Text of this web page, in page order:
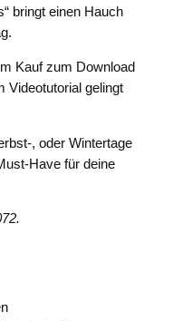
bringt einen Hauch
Kauf zum Download
Videotutorial gelingt
, oder Wintertage
Have für deine